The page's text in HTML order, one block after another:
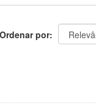
Ordenar por